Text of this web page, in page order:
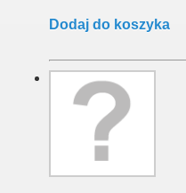
Dodaj do koszyka